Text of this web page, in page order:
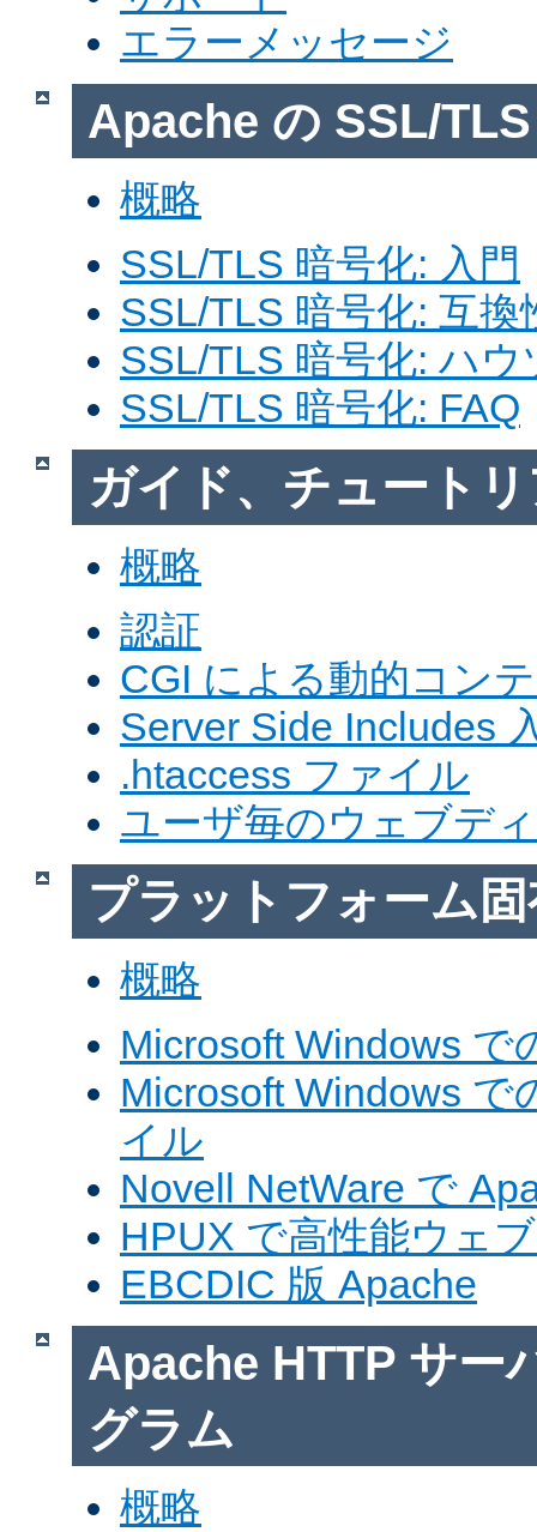
エラーメッセージ
Apache の SSL/
概略
SSL/TLS 暗号化: 入門
SSL/TLS 暗号化: 互換
SSL/TLS 暗号化: ハウ
SSL/TLS 暗号化: FAQ
ガイド、チュート
概略
認証
CGI による動的コン
Server Side Includes
.htaccess ファイル
ユーザ毎のウェブデ
プラットフォーム
概略
Microsoft Windows で
Microsoft Windows で
イル
Novell NetWare で
HPUX で高性能ウェ
EBCDIC 版 Apache
Apache HTTP サー
グラム
概略